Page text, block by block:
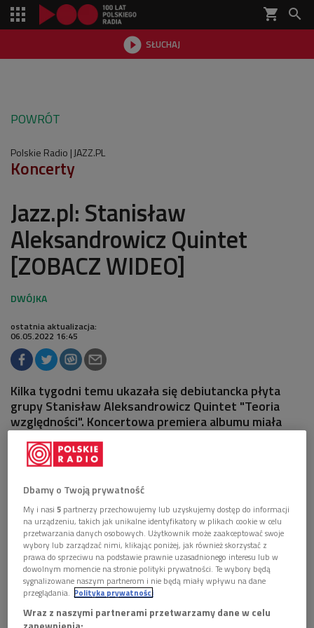
shopping_cart 
 SŁUCHAJ

POWRÓT
Polskie Radio JAZZ.PL
Koncerty
Jazz.pl: Stanisław
Aleksandrowicz Quintet
[ZOBACZ WIDEO]
ostatnia aktualizacja:
06.05.2022 16:45
Kilka tygodni temu ukazała się debiutancka płyta
grupy Stanisław Aleksandrowicz Quintet "Teoria
względności". Koncertowa premiera albumu miała
miejsce w ramach cyklu "Jazz.PL".
Dbamy o Twoją prywatność
My i nasi5 partnerzy przechowujemy lub uzyskujemy dostęp do informacji
na urządzeniu, takich jak unikalne identyfikatory w plikach cookie w celu
przetwarzania danych osobowych. Użytkownik może zaakceptować swoje
wybory lub zarządzać nimi, klikając poniżej, jak również skorzystać z
prawa do sprzeciwu na podstawie prawnie uzasadnionego interesu lub w
dowolnym momencie na stronie polityki prywatności. Te wybory będą
sygnalizowane naszym partnerom i nie będą miały wpływu na dane
przeglądania. Polityka prywatności
Wraz z naszymi partnerami przetwarzamy dane w celu